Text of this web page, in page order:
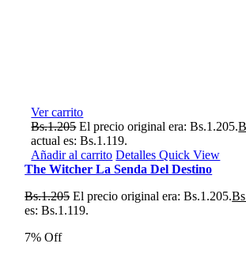
Ver carrito
Bs.1.205 El precio original era: Bs.1.205.
actual es: Bs.1.119.
Añadir al carrito Detalles Quick View
The Witcher La Senda Del Destino
Bs.1.205 El precio original era: Bs.1.205.
es: Bs.1.119.
7% Off